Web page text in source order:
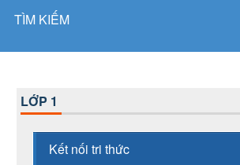
TÌM KIẾM
LỚP 1
Kết nối tri thức